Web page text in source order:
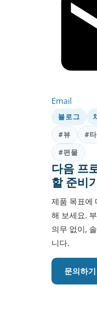
Email
블로그
#뷰
#
#편물
다음 프
할 준비
제품 목표에
해 보세요.
의무 없이,
니다.
문의하기